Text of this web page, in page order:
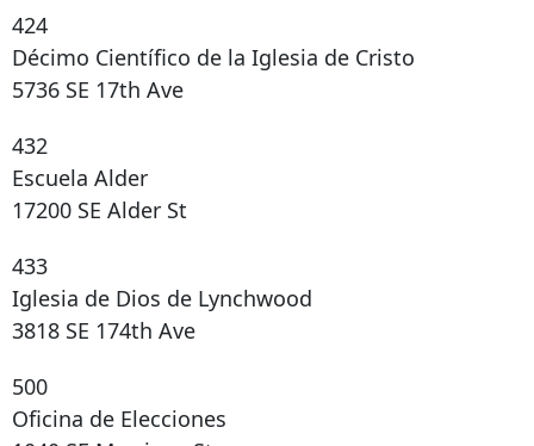
424
Décimo Científico de la Iglesia de Cristo
5736 SE 17th Ave
432
Escuela Alder
17200 SE Alder St
433
Iglesia de Dios de Lynchwood
3818 SE 174th Ave
500
Oficina de Elecciones